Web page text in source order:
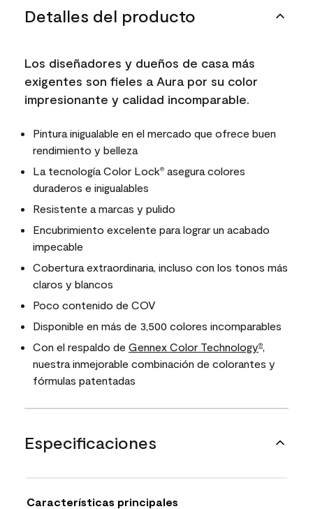
Detalles del producto
Los diseñadores y dueños de casa más
exigentes son fieles a Aura por su color
impresionante y calidad incomparable.
Pintura inigualable en el mercado que ofrece buen
rendimiento y belleza
La tecnología Color Lock® asegura colores
duraderos e inigualables
Resistente a marcas y pulido
Encubrimiento excelente para lograr un acabado
impecable
Cobertura extraordinaria, incluso con los tonos más
claros y blancos
Poco contenido de COV
Disponible en más de 3,500 colores incomparables
Con el respaldo de Gennex Color Technology®,
nuestra inmejorable combinación de colorantes y
fórmulas patentadas
Especificaciones
Características principales